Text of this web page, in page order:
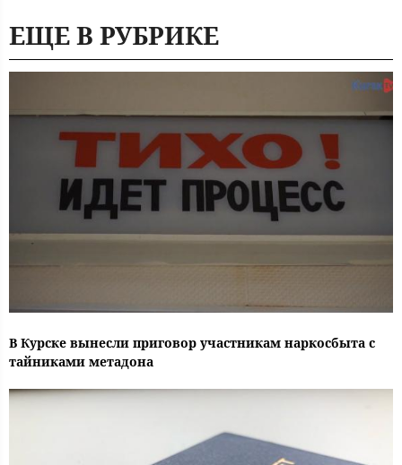
ЕЩЕ В РУБРИКЕ
В Курске вынесли приговор участникам наркосбыта с
тайниками метадона